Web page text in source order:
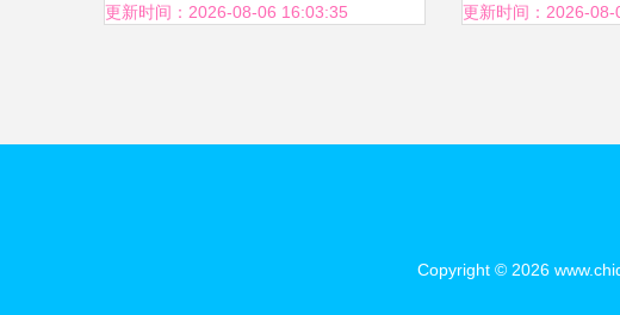
更新时间：2026-08-06 16:03:35 更新时间：2026-08-
Copyright © 2026